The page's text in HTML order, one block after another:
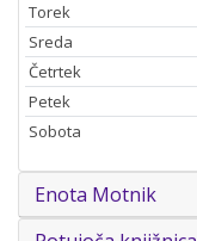
Torek
Sreda
Četrtek
Petek
Sobota
Enota Motnik